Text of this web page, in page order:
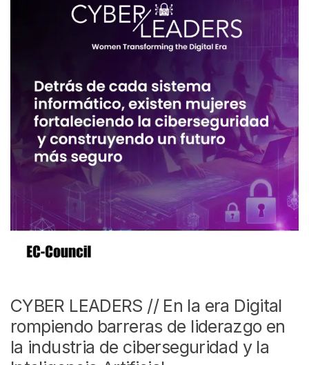
CYBER LEADERS // En la era Digital
rompiendo barreras de liderazgo en
la industria de ciberseguridad y la